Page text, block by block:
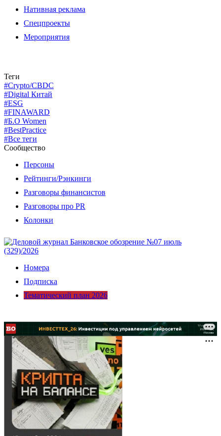
Нативная реклама
Спецпроекты
Мероприятия
Теги
#Crypto/CBDC
#Digital Китай
#ESG
#FINAWARD
#Б.О Women
#BestPractice
#Все теги
Сообщество
Персоны
Рейтинги/Рэнкинги
Разговоры финансистов
Разговоры про PR
Колонки
Номера
Подписка
Тематический план 2026